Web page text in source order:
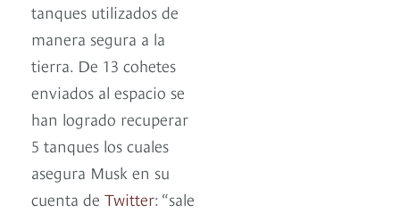
tanques utilizados de
manera segura a la
tierra. De 13 cohetes
enviados al espacio se
han logrado recuperar
5 tanques los cuales
asegura Musk en su
cuenta de Twitter: “sale